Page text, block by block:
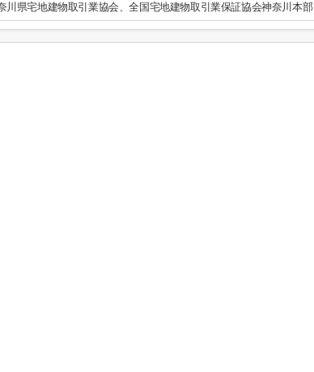
川県宅地建物取引業協会、全国宅地建物取引業保証協会神奈川本部